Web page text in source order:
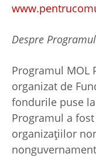
Despre
Programul MOL
organizat de
fondurile puse
Programul a
organizațiilor